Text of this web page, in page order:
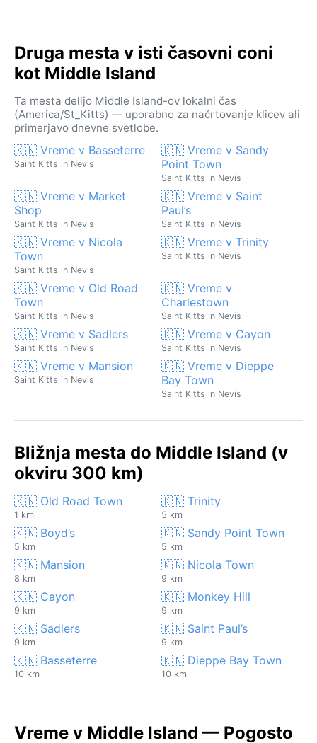
Druga mesta v isti časovni coni
kot Middle Island
Ta mesta delijo Middle Island-ov lokalni čas
(America/St_Kitts) — uporabno za načrtovanje klicev ali
primerjavo dnevne svetlobe.
🇰🇳 Vreme v Basseterre
Saint Kitts in Nevis
🇰🇳 Vreme v Sandy
Point Town
Saint Kitts in Nevis
🇰🇳 Vreme v Market
Shop
Saint Kitts in Nevis
🇰🇳 Vreme v Saint
Paul’s
Saint Kitts in Nevis
🇰🇳 Vreme v Nicola
Town
Saint Kitts in Nevis
🇰🇳 Vreme v Trinity
Saint Kitts in Nevis
🇰🇳 Vreme v Old Road
Town
Saint Kitts in Nevis
🇰🇳 Vreme v
Charlestown
Saint Kitts in Nevis
🇰🇳 Vreme v Sadlers
Saint Kitts in Nevis
🇰🇳 Vreme v Cayon
Saint Kitts in Nevis
🇰🇳 Vreme v Mansion
Saint Kitts in Nevis
🇰🇳 Vreme v Dieppe
Bay Town
Saint Kitts in Nevis
Bližnja mesta do Middle Island (v
okviru 300 km)
🇰🇳 Old Road Town
1 km
🇰🇳 Trinity
5 km
🇰🇳 Boyd’s
5 km
🇰🇳 Sandy Point Town
5 km
🇰🇳 Mansion
8 km
🇰🇳 Nicola Town
9 km
🇰🇳 Cayon
9 km
🇰🇳 Monkey Hill
9 km
🇰🇳 Sadlers
9 km
🇰🇳 Saint Paul’s
9 km
🇰🇳 Basseterre
10 km
🇰🇳 Dieppe Bay Town
10 km
Vreme v Middle Island — Pogosto